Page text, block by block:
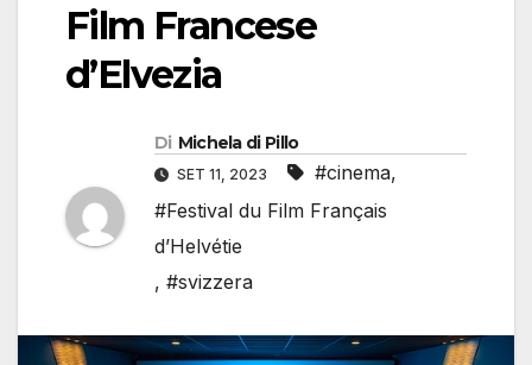
Film Francese
d’Elvezia
Di Michela di Pillo
SET 11, 2023 #cinema,
#Festival du Film Français
d’Helvétie
, #svizzera